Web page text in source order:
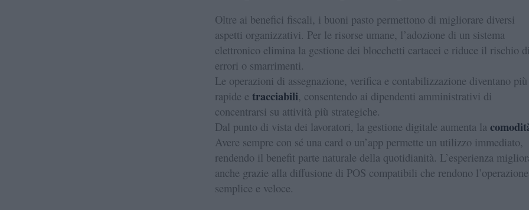
Oltre ai benefici fiscali, i buoni pasto permettono di migliorare diversi
aspetti organizzativi. Per le risorse umane, l’adozione di un sistema
elettronico elimina la gestione dei blocchetti cartacei e riduce il rischio di
errori o smarrimenti.
Le operazioni di assegnazione, verifica e contabilizzazione diventano più
rapide e tracciabili, consentendo ai dipendenti amministrativi di
concentrarsi su attività più strategiche.
Dal punto di vista dei lavoratori, la gestione digitale aumenta la
Avere sempre con sé una card o un’app permette un utilizzo immediato,
rendendo il benefit parte naturale della quotidianità. L’esperienza
anche grazie alla diffusione di POS compatibili che rendono l’operazione
semplice e veloce.